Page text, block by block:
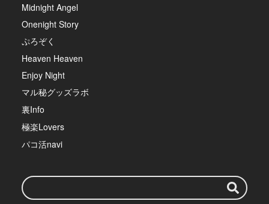
Midnight Angel
Onenight Story
ぷろぞく
Heaven Heaven
Enjoy Night
マル秘グッズラボ
裏Info
極楽Lovers
パコ活navi
検